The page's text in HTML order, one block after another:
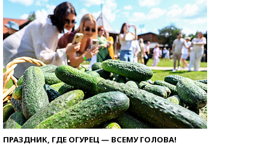
ПРАЗДНИК, ГДЕ ОГУРЕЦ — ВСЕМУ ГОЛОВА!